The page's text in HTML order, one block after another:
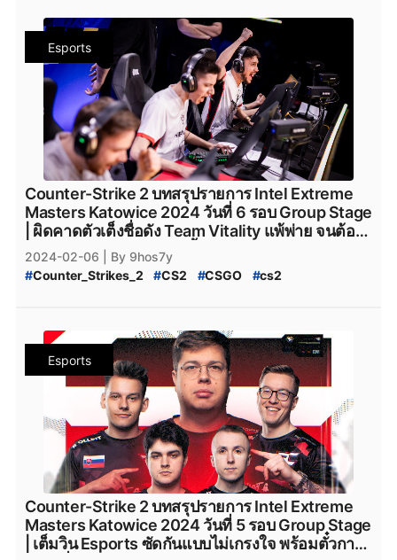
Counter_Strike_Global_Offensive #valve #Valve
Natus_Vincere # navi
Heroic #Faze_Clan #FaZe_Clan #Cloud9
G2Esports #g2esports #Complexity_Gaming
GamerLegion # Gamer_Legion #Team_Falcons
Team_Spirit #VirtusPro #Astralis #AstralisCS2
#BIG_CS2 #Eternal_fire #BetBoom
BetBoomTeam # Betboom #Betboom_CS2 #ENCE
ENCE_CS2 #TheMongolz #FURIA #Furia_Esports
#FURIA_CS2 #Team_Spirit_CS2 #M80 #M80_CS2
#Rooster #Rooster_CS2 #Rebels # Rebels_Gaming
#Rebels_Gaming_CS2 #Monte #Monte_CS2 #MOUZ
# MOUZ_CS2 #Steam # เกมsteam #steam
Esports
Counter-Strike 2 บทสรุปรายการ Intel Extreme
Masters Katowice 2024 วันที่ 6 รอบ Group Stage
| ผิดคาดตัวเต็งชื่อดัง Team Vitality แพ้พ่าย จนต้อง
กลับบ้านไปก่อนเสียอย่างนั้น
2024-02-06
| By 9hos7y
#Counter_Strikes_2 #CS2 #CSGO #cs2
Counter_Strike_Global_Offensive #Valve
#Natus_Vincere #navi #NAVI
Heroic #Faze_Clan #FaZe_Clan # Cloud9 #C9
G2Esports # g2esports #Complexity_Gaming
GamerLegion #Gamer_Legion
Team_Falcons
Team_Spirit #VirtusPro #Astralis #AstralisCS2
#BIG_CS2 #Eternal_fire # BetBoom
BetBoomTeam # Betboom # Betboom_CS2 #ENCE
ENCE_CS2 #TheMongolz #FURIA #Furia_Esports
#FURIA_CS2 #Team_Spirit_CS2 #M80 #M80_CS2
#Rooster #Rooster_CS2 #Rebels # Rebels_Gaming
#Rebels_Gaming_CS2 #Monte #Monte_CS2 #MOUZ
# MOUZ_CS2 #Steam #เกมsteam #steam
Esports
Counter-Strike 2 บทสรุปรายการ Intel Extreme
Masters Katowice 2024 วันที่ 5 รอบ Group Stage
| เต็มวิน Esports ซัดกันแบบไม่เกรงใจ พร้อมตั๋วกา